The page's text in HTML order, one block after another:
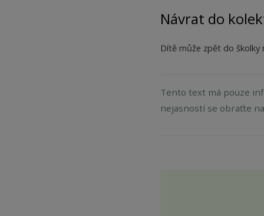
Návrat do
Dítě může zpět do
Tento text má pouze
nejasností se obraťte